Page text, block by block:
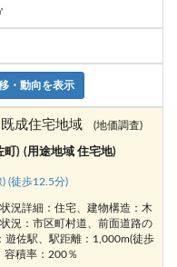
・動向を表示
既成住宅地域 (地価調査)
町) (用途地域 住宅地)
) (徒歩12.5分)
況詳細：住宅、建物構造：木
況：市区町村道、前面道路の
遊佐駅、駅距離：1,000m(徒歩
容積率：200％